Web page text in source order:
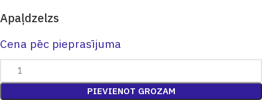
Apaļdzelzs
Cena pēc pieprasījuma
PIEVIENOT GROZAM